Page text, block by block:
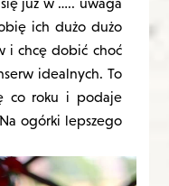
ich dużo dużo
i chcę dobić choć
idealnych. To
co roku i podaje
ogórki lepszego